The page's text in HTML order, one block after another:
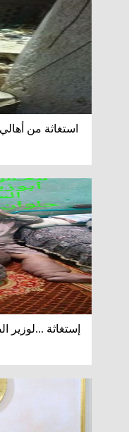
استغاثة من
إستغاثة ...لوزير